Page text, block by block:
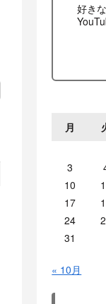
好き
月
3
10
17
24
31
« 10月